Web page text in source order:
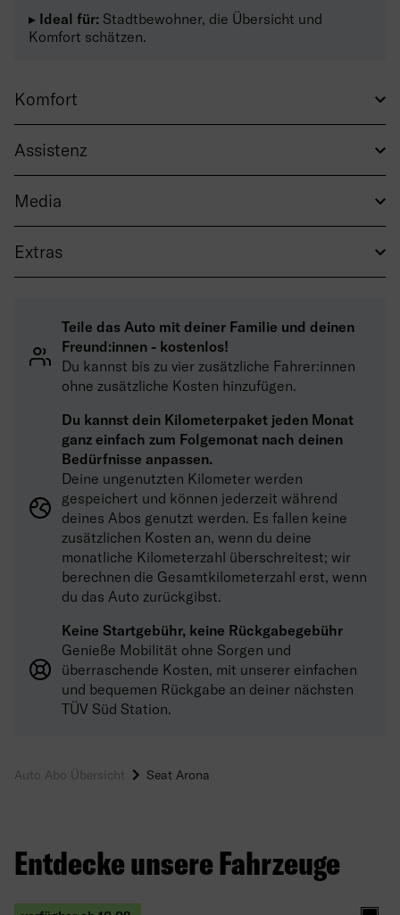
▸ Ideal für: Stadtbewohner, die Übersicht und
Komfort schätzen.
Komfort
Assistenz
Media
Extras
Teile das Auto mit deiner Familie und deinen
Freund:innen - kostenlos!
Du kannst bis zu vier zusätzliche Fahrer:innen
ohne zusätzliche Kosten hinzufügen.
Du kannst dein Kilometerpaket jeden Monat
ganz einfach zum Folgemonat nach deinen
Bedürfnisse anpassen.
Deine ungenutzten Kilometer werden
gespeichert und können jederzeit während
deines Abos genutzt werden. Es fallen keine
zusätzlichen Kosten an, wenn du deine
monatliche Kilometerzahl überschreitest; wir
berechnen die Gesamtkilometerzahl erst, wenn
du das Auto zurückgibst.
Keine Startgebühr, keine Rückgabegebühr
Genieße Mobilität ohne Sorgen und
überraschende Kosten, mit unserer einfachen
und bequemen Rückgabe an deiner nächsten
TÜV Süd Station.
Auto Abo Übersicht Seat Arona
Entdecke unsere Fahrzeuge